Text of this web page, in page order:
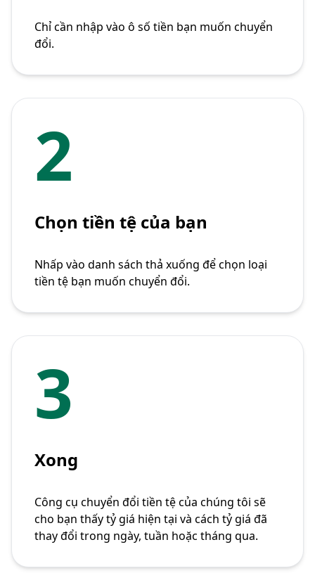
Chỉ cần nhập vào ô số tiền bạn muốn chuyển
đổi.
2
Chọn tiền tệ của bạn
Nhấp vào danh sách thả xuống để chọn loại
tiền tệ bạn muốn chuyển đổi.
3
Xong
Công cụ chuyển đổi tiền tệ của chúng tôi sẽ
cho bạn thấy tỷ giá hiện tại và cách tỷ giá đã
thay đổi trong ngày, tuần hoặc tháng qua.